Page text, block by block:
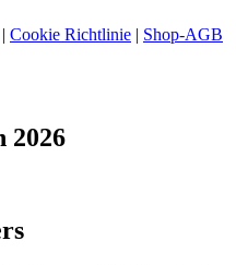
| Cookie Richtlinie | Shop-AGB
2026